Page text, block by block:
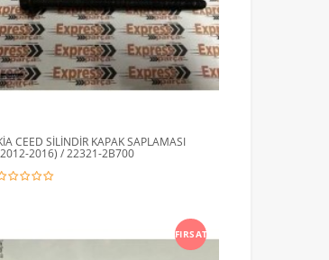
CEED SİLİNDİR KAPAK SAPLAMASI
2016) / 22321-2B700
FIRSAT